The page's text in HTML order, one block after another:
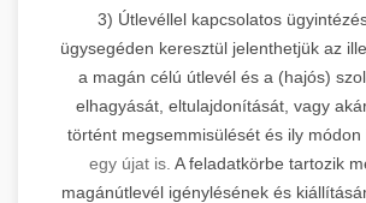
3) Útlevéllel kapcsolatos
ügysegéden keresztül jelenthetjük az
a magán célú útlevél és a (hajós)
elhagyását, eltulajdonítását, vagy
történt megsemmisülését és ily módon
egy újat is. A feladatkörbe tartozik
magánútlevél igénylésének és